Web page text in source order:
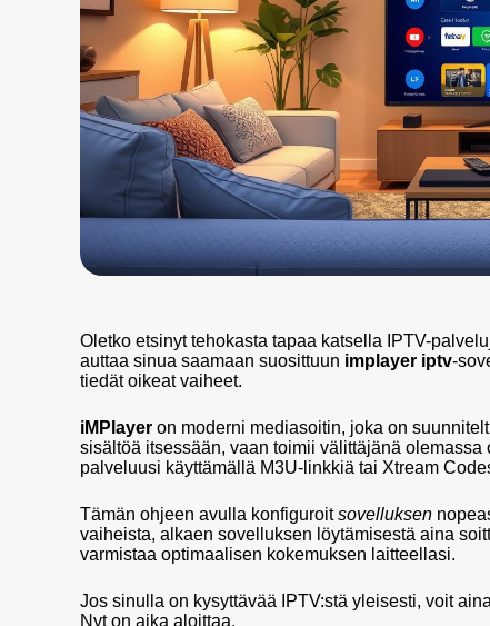
Oletko etsinyt tehokasta tapaa katsella IPTV-
auttaa sinua saamaan suosittuun implayer iptv-
tiedät oikeat vaiheet.
iMPlayer on moderni mediasoitin, joka on
sisältöä itsessään, vaan toimii välittäjänä
palveluusi käyttämällä M3U-linkkiä tai Xtream
Tämän ohjeen avulla konfiguroitsovelluksen
vaiheista, alkaen sovelluksen löytämisestä aina
varmistaa optimaalisen kokemuksen laitteellasi.
Jos sinulla on kysyttävää IPTV:stä yleisesti, voit
Nyt on aika aloittaa.